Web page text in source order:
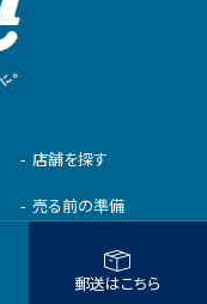
郵送はこちら
店舗を探す
売る前の準備
法人の方へ
お問い合わせ